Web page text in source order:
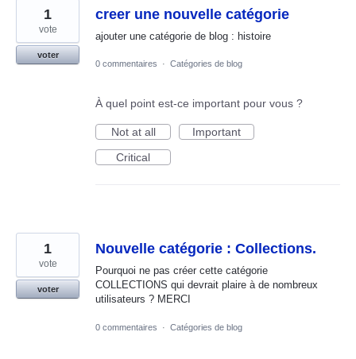
creer une nouvelle catégorie
ajouter une catégorie de blog : histoire
1
vote
voter
0 commentaires
· Catégories de blog
À quel point est-ce important pour vous ?
Not at all
Important
Critical
Nouvelle catégorie : Collections.
Pourquoi ne pas créer cette catégorie
COLLECTIONS qui devrait plaire à de nombreux
utilisateurs ? MERCI
1
vote
voter
0 commentaires · Catégories de blog